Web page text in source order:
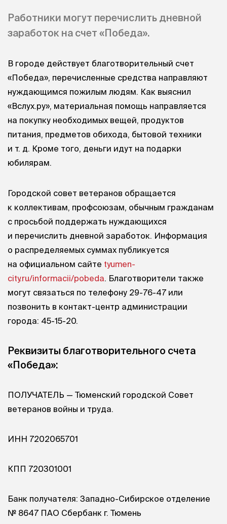
Работники могут перечислить дневной
заработок на счет «Победа».
В городе действует благотворительный счет
«Победа», перечисленные средства направляют
нуждающимся пожилым людям. Как выяснил
«Вслух.ру», материальная помощь направляется
на покупку необходимых вещей, продуктов
питания, предметов обихода, бытовой техники
и т. д. Кроме того, деньги идут на подарки
юбилярам.
Городской совет ветеранов обращается
к коллективам, профсоюзам, обычным гражданам
с просьбой поддержать нуждающихся
и перечислить дневной заработок. Информация
о распределяемых суммах публикуется
на официальном сайте tyumen-
city.ru/informacii/pobeda . Благотворители также
могут связаться по телефону 29-76-47 или
позвонить в контакт-центр администрации
города: 45-15-20.
Реквизиты благотворительного счета
«Победа»:
ПОЛУЧАТЕЛЬ — Тюменский городской Совет
ветеранов войны и труда.
ИНН 7202065701
КПП 720301001
Банк получателя: Западно-Сибирское отделение
№ 8647 ПАО Сбербанк г. Тюмень